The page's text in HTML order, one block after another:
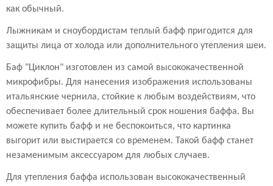
как обычный.
Лыжникам и сноубордистам теплый бафф пригодится для
защиты лица от холода или дополнительного утепления шеи.
Баф "Циклон" изготовлен из самой высококачественной
микрофибры. Для нанесения изображения использованы
итальянские чернила, стойкие к любым воздействиям, что
обеспечивает более длительный срок ношения баффа. Вы
можете купить бафф и не беспокоиться, что картинка
выгорит или выстирается со временем. Такой бафф станет
незаменимым аксессуаром для любых случаев.
Для утепления баффа использован высококачественный